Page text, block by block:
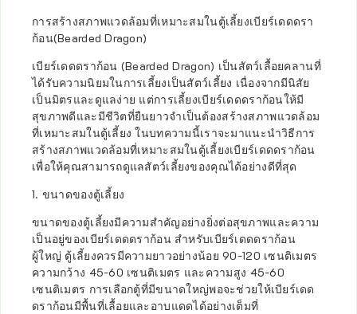
การสร้างสภาพแวดล้อมที่เหมาะสมในตู้เลี้ยงเบียร์เดดดรา
ก้อน(Bearded Dragon)
เบียร์เดดดราก้อน (Bearded Dragon) เป็นสัตว์เลื้อยคลานที่
ได้รับความนิยมในการเลี้ยงเป็นสัตว์เลี้ยง เนื่องจากมีนิสัย
เป็นมิตรและดูแลง่าย แต่การเลี้ยงเบียร์เดดดราก้อนให้มี
สุขภาพดีและมีชีวิตที่ยืนยาวจำเป็นต้องสร้างสภาพแวดล้อม
ที่เหมาะสมในตู้เลี้ยง ในบทความนี้เราจะมาแนะนำวิธีการ
สร้างสภาพแวดล้อมที่เหมาะสมในตู้เลี้ยงเบียร์เดดดราก้อน
เพื่อให้คุณสามารถดูแลสัตว์เลี้ยงของคุณได้อย่างดีที่สุด
1. ขนาดของตู้เลี้ยง
ขนาดของตู้เลี้ยงมีความสำคัญอย่างยิ่งต่อสุขภาพและความ
เป็นอยู่ของเบียร์เดดดราก้อน สำหรับเบียร์เดดดราก้อน
ผู้ใหญ่ ตู้เลี้ยงควรมีความยาวอย่างน้อย 90-120 เซนติเมตร
ความกว้าง 45-60 เซนติเมตร และความสูง 45-60
เซนติเมตร การเลือกตู้ที่มีขนาดใหญ่พอจะช่วยให้เบียร์เดด
ดราก้อนมีพื้นที่เลื้อยและอาบแดดได้อย่างเต็มที่